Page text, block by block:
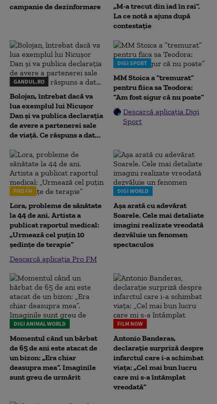
campanie de dezinformare
„M-a trecut din iad în rai”.
La ce notă a ajuns după
contestație
GANDUL.RO
Bolojan, întrebat dacă va
lua exemplul lui Nicușor
Dan și va publica declarația
de avere a partenerei sale
de viață. Ce răspuns a dat...
DIGI SPORT
MM Stoica a ”tremurat”
pentru fiica sa Teodora:
”Am fost sigur că nu poate”
Descarcă aplicația Digi
Sport
PRO FM
Lora, probleme de sănătate
la 44 de ani. Artista a
publicat raportul medical:
„Urmează cel puțin 10
ședințe de terapie”
Descarcă aplicația Pro FM
DIGI WORLD
Așa arată cu adevărat
Soarele. Cele mai detaliate
imagini realizate vreodată
dezvăluie un fenomen
spectaculos
DIGI ANIMAL WORLD
Momentul când un bărbat
de 65 de ani este atacat de
un bizon: „Era chiar
deasupra mea”. Imaginile
sunt greu de urmărit
FILM NOW
Antonio Banderas,
declarație surpriză despre
infarctul care i-a schimbat
viața: „Cel mai bun lucru
care mi s-a întâmplat
vreodată”